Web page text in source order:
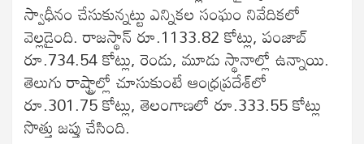
స్వాధీనం చేసుకున్నట్టు ఎన్నికల సంఘం నివేదికలో
వెల్లడైంది. రాజస్థాన్‌ రూ.1133.82 కోట్లు, పంజాబ్‌
రూ.734.54 కోట్లు, రెండు, మూడు స్థానాల్లో ఉన్నాయి.
తెలుగు రాష్ట్రాల్లో చూసుకుంటే ఆంధ్రప్రదేశ్‌లో
రూ.301.75 కోట్లు, తెలంగాణలో రూ.333.55 కోట్లు
సొత్తు జప్తు చేసింది.